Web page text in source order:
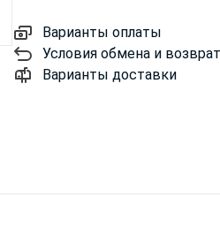
Варианты оплаты
Условия обмена и
Варианты доставки